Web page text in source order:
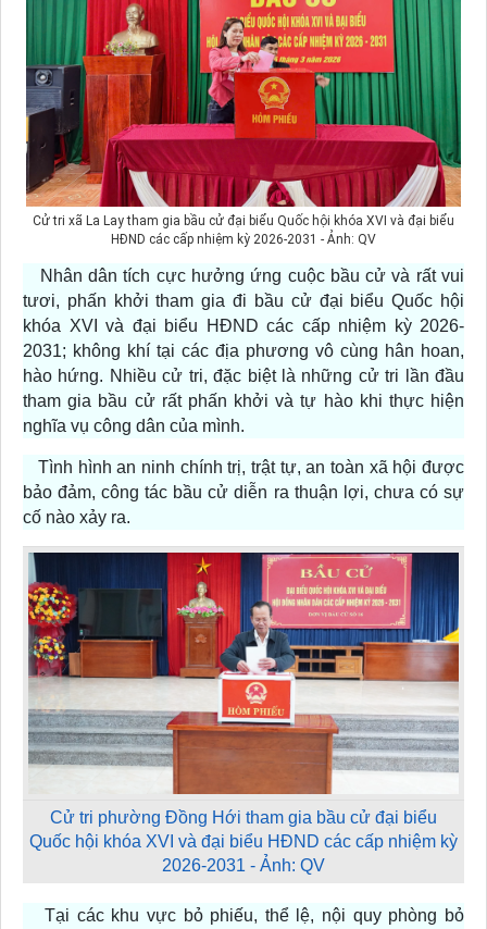
Cử tri xã La Lay tham gia bầu cử đại biểu Quốc hội khóa XVI và đại biểu
HĐND các cấp nhiệm kỳ 2026-2031 - Ảnh: QV
Nhân dân tích cực hưởng ứng cuộc bầu cử và rất vui
tươi, phấn khởi tham gia đi bầu cử đại biểu Quốc hội
khóa XVI và đại biểu HĐND các cấp nhiệm kỳ 2026-
2031; không khí tại các địa phương vô cùng hân hoan,
hào hứng. Nhiều cử tri, đặc biệt là những cử tri lần đầu
tham gia bầu cử rất phấn khởi và tự hào khi thực hiện
nghĩa vụ công dân của mình.
Tình hình an ninh chính trị, trật tự, an toàn xã hội được
bảo đảm, công tác bầu cử diễn ra thuận lợi, chưa có sự
cố nào xảy ra.
Cử tri phường Đồng Hới tham gia bầu cử đại biểu
Quốc hội khóa XVI và đại biểu HĐND các cấp nhiệm kỳ
2026-2031 - Ảnh: QV
Tại các khu vực bỏ phiếu, thể lệ, nội quy phòng bỏ